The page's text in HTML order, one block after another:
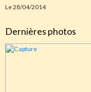
Le 28/04/2014
Dernières photos